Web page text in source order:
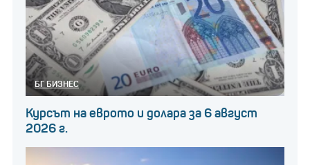
БГ БИЗНЕС
Курсът на еврото и долара за 6 август
2026 г.